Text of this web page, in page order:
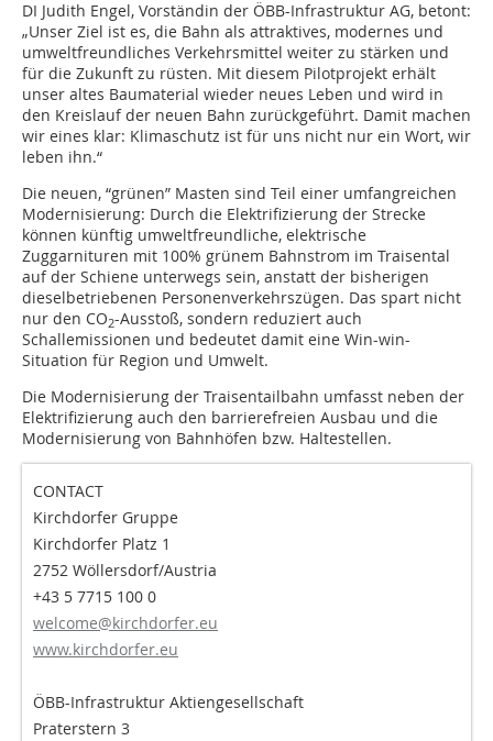
DI Judith Engel, Vorständin der ÖBB-Infrastruktur AG, betont:
„Unser Ziel ist es, die Bahn als attraktives, modernes und
umweltfreundliches Verkehrsmittel weiter zu stärken und
für die Zukunft zu rüsten. Mit diesem Pilotprojekt erhält
unser altes Baumaterial wieder neues Leben und wird in
den Kreislauf der neuen Bahn zurückgeführt. Damit machen
wir eines klar: Klimaschutz ist für uns nicht nur ein Wort, wir
leben ihn.“
Die neuen, “grünen” Masten sind Teil einer umfangreichen
Modernisierung: Durch die Elektrifizierung der Strecke
können künftig umweltfreundliche, elektrische
Zuggarnituren mit 100% grünem Bahnstrom im Traisental
auf der Schiene unterwegs sein, anstatt der bisherigen
dieselbetriebenen Personenverkehrszügen. Das spart nicht
nur den CO2-Ausstoß, sondern reduziert auch
Schallemissionen und bedeutet damit eine Win-win-
Situation für Region und Umwelt.
Die Modernisierung der Traisentailbahn umfasst neben der
Elektrifizierung auch den barrierefreien Ausbau und die
Modernisierung von Bahnhöfen bzw. Haltestellen.
CONTACT
Kirchdorfer Gruppe
Kirchdorfer Platz 1
2752 Wöllersdorf/Austria
+43 5 7715 100 0
welcome@kirchdorfer.eu
www.kirchdorfer.eu
ÖBB-Infrastruktur Aktiengesellschaft
Praterstern 3